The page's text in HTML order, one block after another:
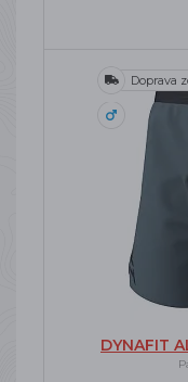
Doprava
DYNAFIT